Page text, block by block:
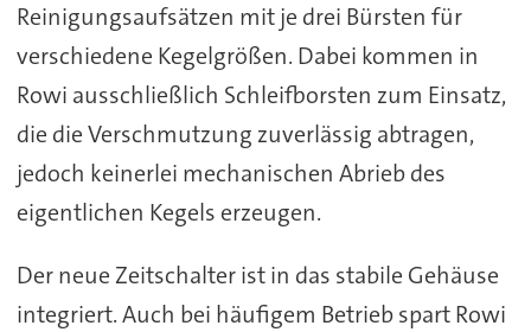
Reinigungsaufsätzen mit je drei Bürsten für
verschiedene Kegelgrößen. Dabei kommen in
Rowi ausschließlich Schleifborsten zum Einsatz,
die die Verschmutzung zuverlässig abtragen,
jedoch keinerlei mechanischen Abrieb des
eigentlichen Kegels erzeugen.
Der neue Zeitschalter ist in das stabile Gehäuse
integriert. Auch bei häufigem Betrieb spart Rowi